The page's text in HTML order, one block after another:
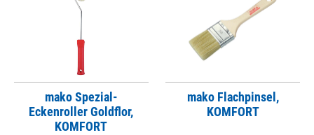
mako Spezial-
Eckenroller Goldflor,
KOMFORT
mako Flachpinsel,
KOMFORT